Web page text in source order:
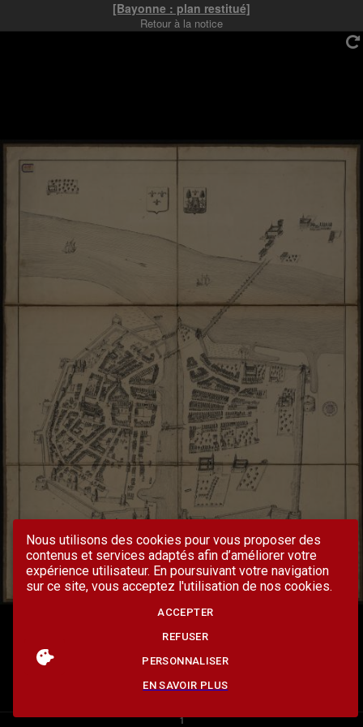
Nous utilisons des cookies pour vous proposer des
contenus et services adaptés afin d’améliorer votre
expérience utilisateur. En poursuivant votre navigation
sur ce site, vous acceptez l'utilisation de nos cookies.
ACCEPTER
REFUSER
PERSONNALISER
EN SAVOIR PLUS